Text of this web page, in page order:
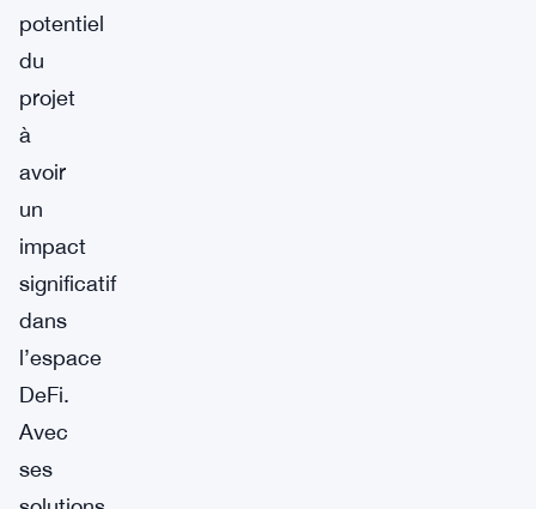
potentiel
du
projet
à
avoir
un
impact
significatif
dans
l’espace
DeFi.
Avec
ses